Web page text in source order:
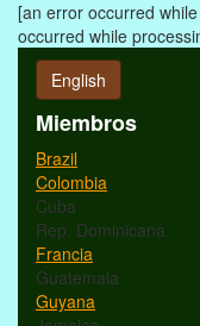
[an error occurred
occurred while
English
Miembros
Brazil
Colombia
Cuba
Rep. Dominicana
Francia
Guatemala
Guyana